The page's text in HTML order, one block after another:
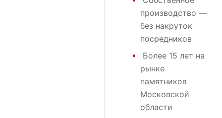
производство —
без накруток
посредников
Более 15 лет на
рынке
памятников
Московской
области